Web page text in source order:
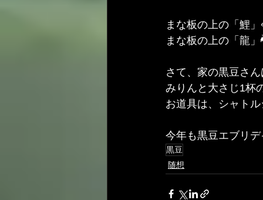
まな板の上の「鯉
まな板の上の「龍」
さて、家の黒豆さん
みりんと大さじ1杯
お道具は、シャト
今年も黒豆エブリ
黒豆
随想